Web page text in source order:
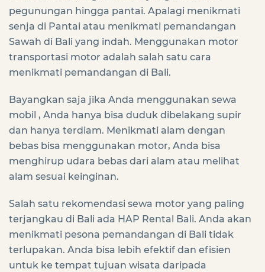
pegunungan hingga pantai. Apalagi menikmati
senja di Pantai atau menikmati pemandangan
Sawah di Bali yang indah. Menggunakan motor
transportasi motor adalah salah satu cara
menikmati pemandangan di Bali.
Bayangkan saja jika Anda menggunakan sewa
mobil , Anda hanya bisa duduk dibelakang supir
dan hanya terdiam. Menikmati alam dengan
bebas bisa menggunakan motor, Anda bisa
menghirup udara bebas dari alam atau melihat
alam sesuai keinginan.
Salah satu rekomendasi sewa motor yang paling
terjangkau di Bali ada HAP Rental Bali. Anda akan
menikmati pesona pemandangan di Bali tidak
terlupakan. Anda bisa lebih efektif dan efisien
untuk ke tempat tujuan wisata daripada